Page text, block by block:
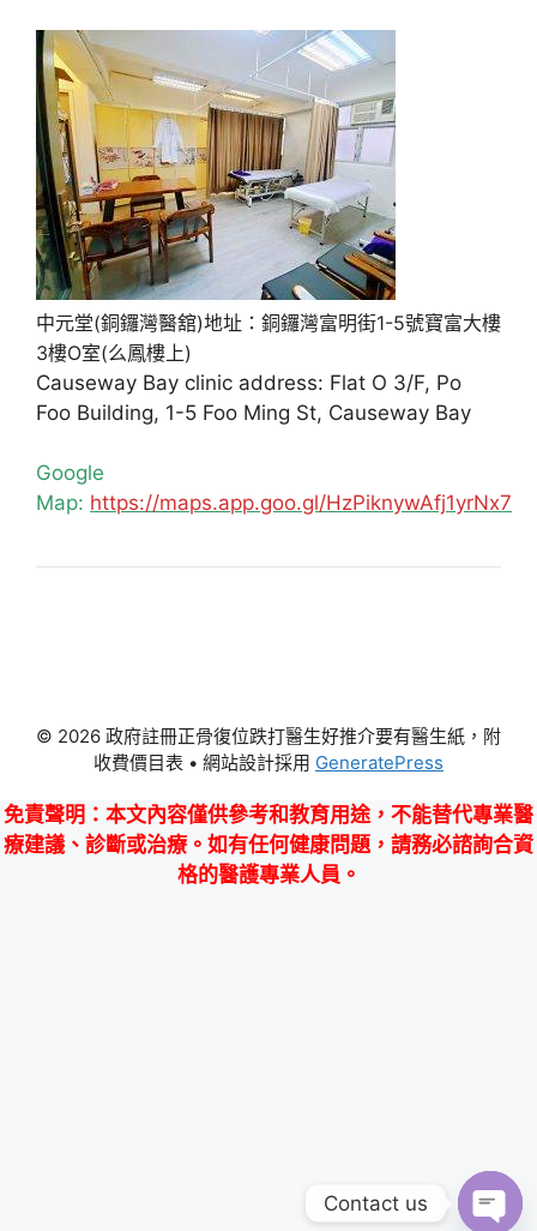
中元堂(銅鑼灣醫舘)地址：銅鑼灣富明街1-5號寶富大樓
3樓O室(么鳳樓上)
Causeway Bay clinic address: Flat O 3/F, Po
Foo Building, 1-5 Foo Ming St, Causeway Bay
Google
Map: https://maps.app.goo.gl/HzPiknywAfj1yrNx7
© 2026 政府註冊正骨復位跌打醫生好推介要有醫生紙，附
收費價目表 • 網站設計採用 GeneratePress
免責聲明 ：本文內容僅供參考和教育用途，不能替代專業醫
療建議、診斷或治療。如有任何健康問題，請務必諮詢合資
格的醫護專業人員。
Contact us